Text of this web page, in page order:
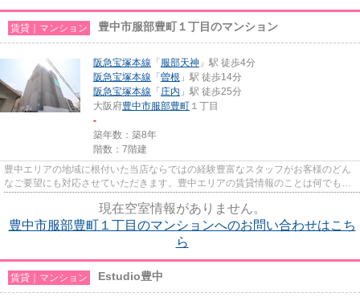
賃貸｜マンション 豊中市服部豊町１丁目のマンション
阪急宝塚本線 「 服部天神 」駅 徒歩4分
阪急宝塚本線 「 曽根 」駅 徒歩14分
阪急宝塚本線 「 庄内 」駅 徒歩25分
大阪府豊中市服部豊町 １丁目
-
築年数：築8年
階数：7階建
豊中エリアの地域に根付いた当店ならではの経験豊富なスタッフがお客様のどん
なご要望にも対応させていただきます。豊中エリアの賃貸情報のことは何でもお
現在空室情報がありません。
豊中市服部豊町１丁目のマンションへのお問い合わせはこち
ら
賃貸｜マンション Estudio豊中